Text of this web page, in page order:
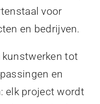
voor
en bedrijven.
tot
en
elk project wordt